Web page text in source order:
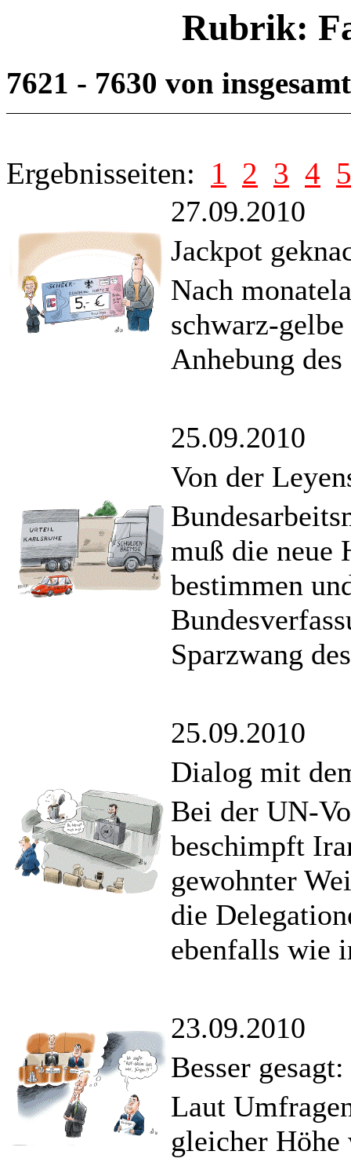
Rubrik:
7621 - 7630 von
Ergebnisseiten: 1 2 3 4 5
27.09.2010
Jackpot
Nach
schwarz-
Anhebung
25.09.2010
Von der
muß die neue
bestimmen
Sparzwang
25.09.2010
Dialog mit
Bei der UN-
beschimpft
gewohnter
die
ebenfalls wie
23.09.2010
Besser
Laut
gleicher